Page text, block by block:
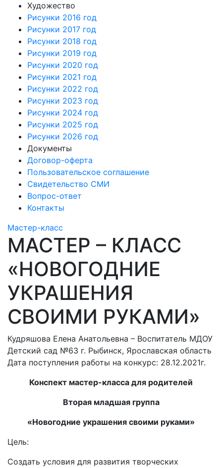
Художество
Рисунки 2016 год
Рисунки 2017 год
Рисунки 2018 год
Рисунки 2019 год
Рисунки 2020 год
Рисунки 2021 год
Рисунки 2022 год
Рисунки 2023 год
Рисунки 2024 год
Рисунки 2025 год
Рисунки 2026 год
Документы
Договор-оферта
Пользовательское соглашение
Свидетельство СМИ
Вопрос-ответ
Контакты
Мастер-класс
МАСТЕР – КЛАСС
«НОВОГОДНИЕ
УКРАШЕНИЯ
СВОИМИ РУКАМИ»
Кудряшова Елена Анатольевна – Воспитатель МДОУ
Детский сад №63 г. Рыбинск, Ярославская область
Дата поступления работы на конкурс: 28.12.2021г.
Конспект мастер-класса для родителей
Вторая младшая группа
«Новогодние украшения своими руками»
Цель:
Создать условия для развития творческих